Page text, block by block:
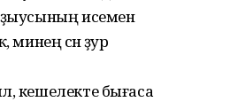
исемен
өсөн ҙур
кешелекте бығаса